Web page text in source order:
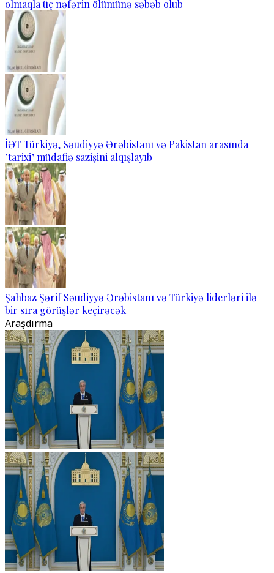
olmaqla üç nəfərin ölümünə səbəb olub
İƏT Türkiyə, Səudiyyə Ərəbistanı və Pakistan arasında
"tarixi" müdafiə sazişini alqışlayıb
Şahbaz Şərif Səudiyyə Ərəbistanı və Türkiyə liderləri ilə
bir sıra görüşlər keçirəcək
Araşdırma